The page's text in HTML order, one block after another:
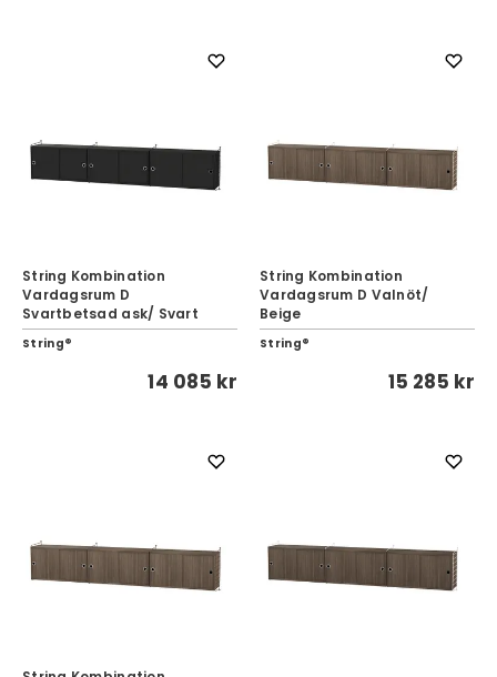
String Kombination
Vardagsrum D
Svartbetsad ask/ Svart
String®
14 085 kr
String Kombination
Vardagsrum D Valnöt/
Beige
String®
15 285 kr